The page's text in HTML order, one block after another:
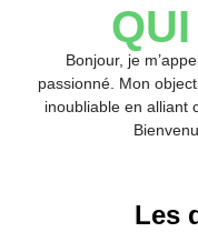
Bonjour, je
passionné. Mon
inoubliable en alliant
Les